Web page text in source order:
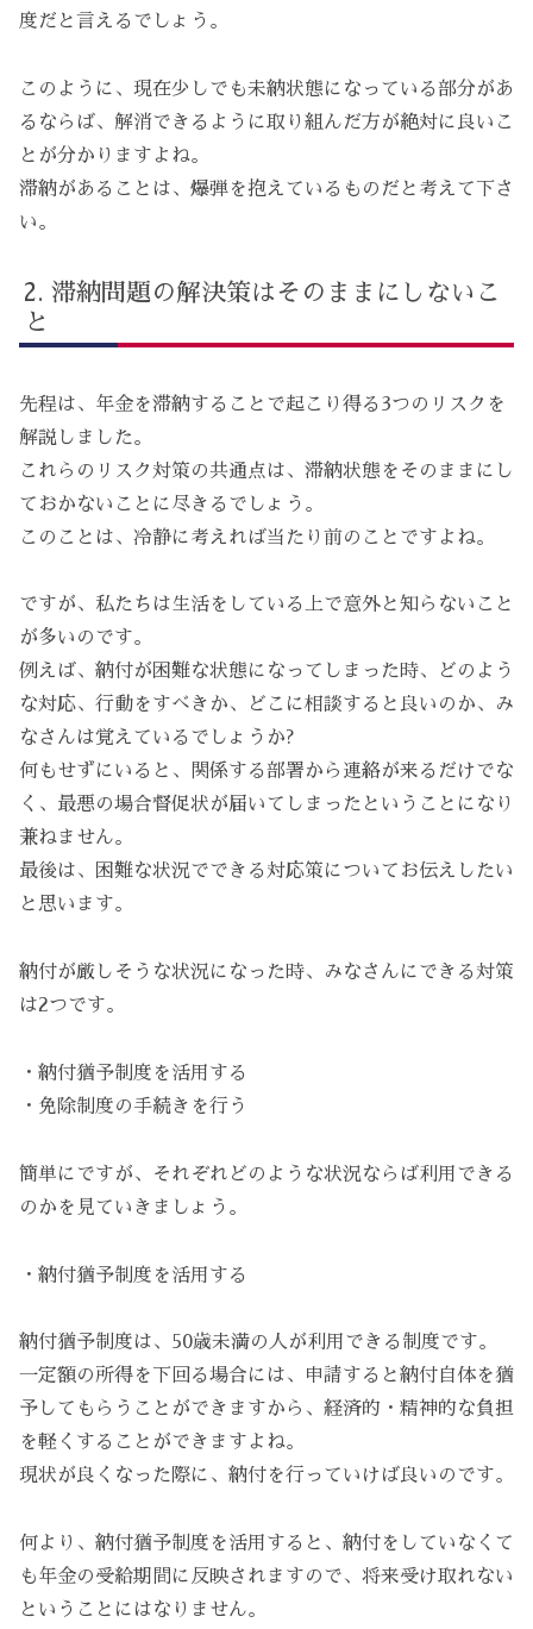
度だと言えるでしょう。
このように、現在少しでも未納状態になっている部分があ
るならば、解消できるように取り組んだ方が絶対に良いこ
とが分かりますよね。
滞納があることは、爆弾を抱えているものだと考えて下さ
い。
滞納問題の解決策はそのままにしないこ
と
先程は、年金を滞納することで起こり得る3つのリスクを
解説しました。
これらのリスク対策の共通点は、滞納状態をそのままにし
ておかないことに尽きるでしょう。
このことは、冷静に考えれば当たり前のことですよね。
ですが、私たちは生活をしている上で意外と知らないこと
が多いのです。
例えば、納付が困難な状態になってしまった時、どのよう
な対応、行動をすべきか、どこに相談すると良いのか、み
なさんは覚えているでしょうか?
何もせずにいると、関係する部署から連絡が来るだけでな
く、最悪の場合督促状が届いてしまったということになり
兼ねません。
最後は、困難な状況でできる対応策についてお伝えしたい
と思います。
納付が厳しそうな状況になった時、みなさんにできる対策
は2つです。
・納付猶予制度を活用する
・免除制度の手続きを行う
簡単にですが、それぞれどのような状況ならば利用できる
のかを見ていきましょう。
・納付猶予制度を活用する
納付猶予制度は、50歳未満の人が利用できる制度です。
一定額の所得を下回る場合には、申請すると納付自体を猶
予してもらうことができますから、経済的・精神的な負担
を軽くすることができますよね。
現状が良くなった際に、納付を行っていけば良いのです。
何より、納付猶予制度を活用すると、納付をしていなくて
も年金の受給期間に反映されますので、将来受け取れない
ということにはなりません。